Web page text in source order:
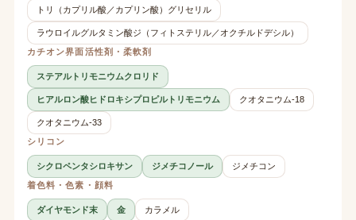
トリ（カプリル酸／カプリン酸）グリセリル
ラウロイルグルタミン酸ジ（フィトステリル／オクチルドデシル）
カチオン界面活性剤・柔軟剤
ステアルトリモニウムクロリド
ヒアルロン酸ヒドロキシプロピルトリモニウム クオタニウム-18
クオタニウム-33
シリコン
シクロペンタシロキサン ジメチコノール
ジメチコン
着色料・色素・顔料
ダイヤモンド末 金
カラメル